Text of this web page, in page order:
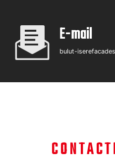
E-mail
bulut-